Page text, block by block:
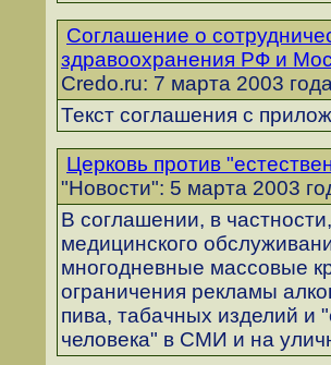
Соглашение о
здравоохранения РФ и
Credo.ru: 7 марта 2003
Текст соглашения с
Церковь против
"Новости": 5 марта 2003
В соглашении, в
медицинского
многодневные массовые
ограничения рекламы
пива, табачных изделий и
человека" в СМИ и на